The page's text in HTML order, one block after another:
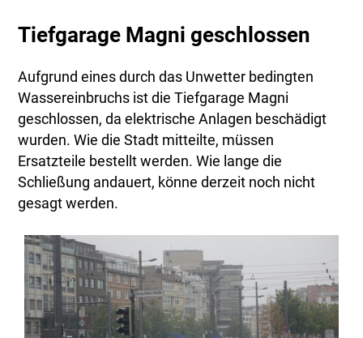
Tiefgarage Magni geschlossen
Aufgrund eines durch das Unwetter bedingten
Wassereinbruchs ist die Tiefgarage Magni
geschlossen, da elektrische Anlagen beschädigt
wurden. Wie die Stadt mitteilte, müssen
Ersatzteile bestellt werden. Wie lange die
Schließung andauert, könne derzeit noch nicht
gesagt werden.